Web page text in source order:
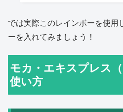
では実際このレインボーを使用
ーを入れてみましょう！
モカ・エキスプレス
使い方